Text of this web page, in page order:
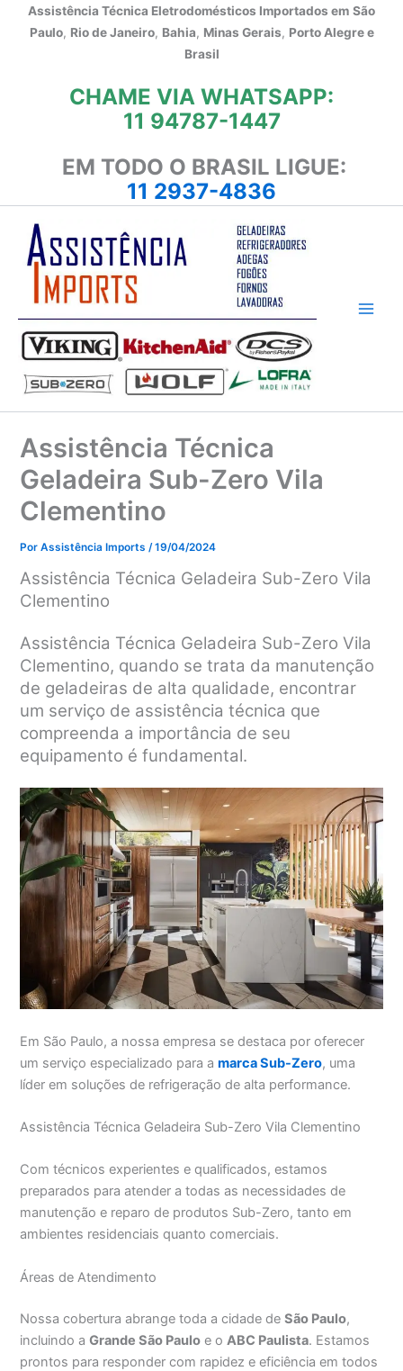
Assistência Técnica Eletrodomésticos Importados em São
Paulo, Rio de Janeiro, Bahia, Minas Gerais, Porto Alegre e
Brasil
CHAME VIA WHATSAPP:
11 94787-1447
EM TODO O BRASIL LIGUE:
11 2937-4836
Assistência Técnica
Geladeira Sub-Zero Vila
Clementino
PorAssistência Imports/19/04/2024
Assistência Técnica Geladeira Sub-Zero Vila
Clementino
Assistência Técnica Geladeira Sub-Zero Vila
Clementino, quando se trata da manutenção
de geladeiras de alta qualidade, encontrar
um serviço de assistência técnica que
compreenda a importância de seu
equipamento é fundamental.
Em São Paulo, a nossa empresa se destaca por oferecer
um serviço especializado para amarca Sub-Zero, uma
líder em soluções de refrigeração de alta performance.
Assistência Técnica Geladeira Sub-Zero Vila Clementino
Com técnicos experientes e qualificados, estamos
preparados para atender a todas as necessidades de
manutenção e reparo de produtos Sub-Zero, tanto em
ambientes residenciais quanto comerciais.
Áreas de Atendimento
Nossa cobertura abrange toda a cidade deSão Paulo,
incluindo aGrande São Paulo e o ABC Paulista. Estamos
prontos para responder com rapidez e eficiência em todos